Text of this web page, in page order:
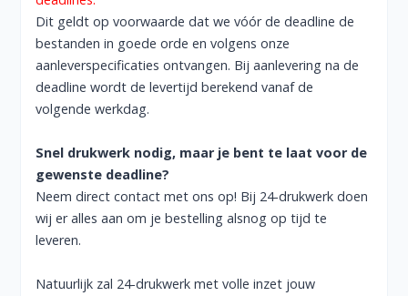
Dit geldt op voorwaarde dat we vóór de deadline de
bestanden in goede orde en volgens onze
aanleverspecificaties ontvangen. Bij aanlevering na de
deadline wordt de levertijd berekend vanaf de
volgende werkdag.
Snel drukwerk nodig, maar je bent te laat voor de
gewenste deadline?
Neem directcontact met ons op! Bij 24-drukwerk doen
wij er alles aan om je bestelling alsnog op tijd te
leveren.
Natuurlijk zal 24-drukwerk met volle inzet jouw